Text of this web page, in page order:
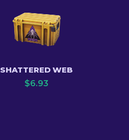
SHATTERED WEB
$6.93